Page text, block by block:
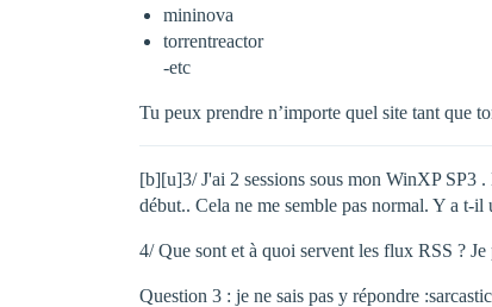
mininova
torrentreactor
-etc
Tu peux prendre n’importe quel site tant que
[b][u]3/ J'ai 2 sessions sous mon WinXP SP3 .
début.. Cela ne me semble pas normal. Y a t-
4/ Que sont et à quoi servent les flux RSS ?
Question 3 : je ne sais pas y répondre